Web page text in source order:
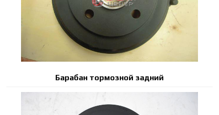
Барабан тормозной задний